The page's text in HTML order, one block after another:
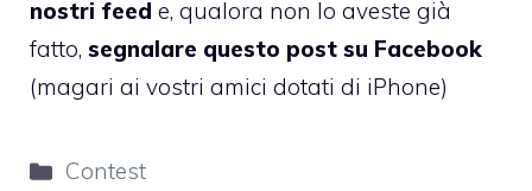
nostri feed e, qualora non lo aveste già
fatto, segnalare questo post su Facebook
(magari ai vostri amici dotati di iPhone)
Categorie
Contest